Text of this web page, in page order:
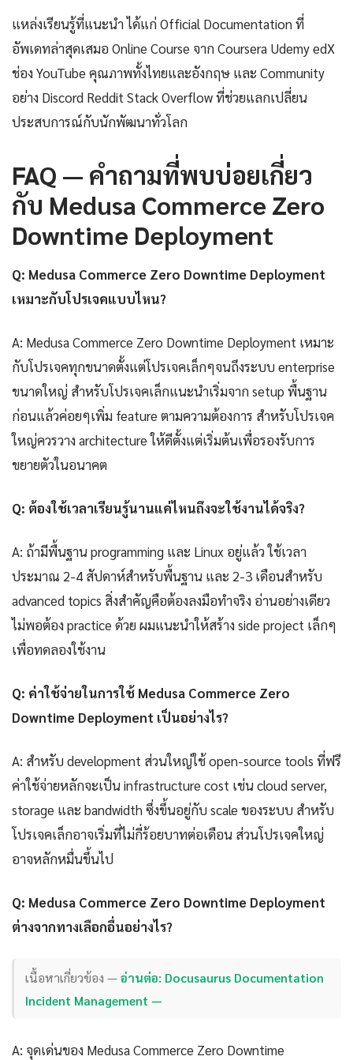
แหล่งเรียนรู้ที่แนะนำ ได้แก่ Official Documentation ที่
อัพเดทล่าสุดเสมอ Online Course จาก Coursera Udemy edX
ช่อง YouTube คุณภาพทั้งไทยและอังกฤษ และ Community
อย่าง Discord Reddit Stack Overflow ที่ช่วยแลกเปลี่ยน
ประสบการณ์กับนักพัฒนาทั่วโลก
FAQ — คำถามที่พบบ่อยเกี่ยว
กับ Medusa Commerce Zero
Downtime Deployment
Q: Medusa Commerce Zero Downtime Deployment
เหมาะกับโปรเจคแบบไหน?
A: Medusa Commerce Zero Downtime Deployment เหมาะ
กับโปรเจคทุกขนาดตั้งแต่โปรเจคเล็กๆจนถึงระบบ enterprise
ขนาดใหญ่ สำหรับโปรเจคเล็กแนะนำเริ่มจาก setup พื้นฐาน
ก่อนแล้วค่อยๆเพิ่ม feature ตามความต้องการ สำหรับโปรเจค
ใหญ่ควรวาง architecture ให้ดีตั้งแต่เริ่มต้นเพื่อรองรับการ
ขยายตัวในอนาคต
Q: ต้องใช้เวลาเรียนรู้นานแค่ไหนถึงจะใช้งานได้จริง?
A: ถ้ามีพื้นฐาน programming และ Linux อยู่แล้ว ใช้เวลา
ประมาณ 2-4 สัปดาห์สำหรับพื้นฐาน และ 2-3 เดือนสำหรับ
advanced topics สิ่งสำคัญคือต้องลงมือทำจริง อ่านอย่างเดียว
ไม่พอต้อง practice ด้วย ผมแนะนำให้สร้าง side project เล็กๆ
เพื่อทดลองใช้งาน
Q: ค่าใช้จ่ายในการใช้ Medusa Commerce Zero
Downtime Deployment เป็นอย่างไร?
A: สำหรับ development ส่วนใหญ่ใช้ open-source tools ที่ฟรี
ค่าใช้จ่ายหลักจะเป็น infrastructure cost เช่น cloud server,
storage และ bandwidth ซึ่งขึ้นอยู่กับ scale ของระบบ สำหรับ
โปรเจคเล็กอาจเริ่มที่ไม่กี่ร้อยบาทต่อเดือน ส่วนโปรเจคใหญ่
อาจหลักหมื่นขึ้นไป
Q: Medusa Commerce Zero Downtime Deployment
ต่างจากทางเลือกอื่นอย่างไร?
เนื้อหาเกี่ยวข้อง —อ่านต่อ: Docusaurus Documentation
Incident Management —
A: จุดเด่นของ Medusa Commerce Zero Downtime